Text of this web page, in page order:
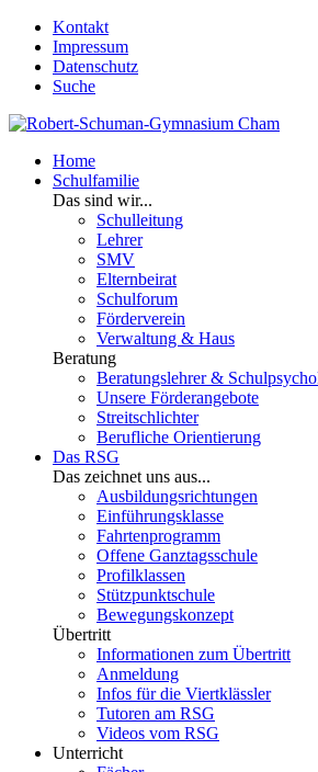
Kontakt
Impressum
Datenschutz
Suche
Home
Schulfamilie
Das sind wir...
Schulleitung
Lehrer
SMV
Elternbeirat
Schulforum
Förderverein
Verwaltung & Haus
Beratung
Beratungslehrer &
Unsere Förderangebote
Streitschlichter
Berufliche Orientierung
Das RSG
Das zeichnet uns aus...
Ausbildungsrichtungen
Einführungsklasse
Fahrtenprogramm
Offene Ganztagsschule
Profilklassen
Stützpunktschule
Bewegungskonzept
Übertritt
Informationen zum Übertritt
Anmeldung
Infos für die Viertklässler
Tutoren am RSG
Videos vom RSG
Unterricht